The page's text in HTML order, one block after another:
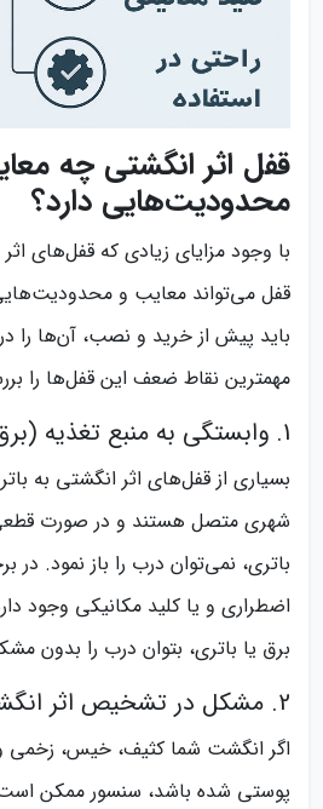
قفل اثر انگشتی چه
محدودیت‌هایی دارد؟
با وجود مزایای زیادی که قفل‌های
قفل می‌تواند معایب و
باید پیش از خرید و نصب، آن‌ها را
مهمترین نقاط ضعف این قفل‌ها را
1. وابستگی به منبع تغذیه (برق یا باتری)
بسیاری از قفل‌های اثر انگشتی به
شهری متصل هستند و در صورت
باتری، نمی‌توان درب را باز نمود.
اضطراری و یا کلید مکانیکی وجود
برق یا باتری، بتوان درب را بدون
2. مشکل در تشخیص اثر انگشت در برخی شرایط
اگر انگشت شما کثیف، خیس، زخمی و
پوستی شده باشد، سنسور ممکن است